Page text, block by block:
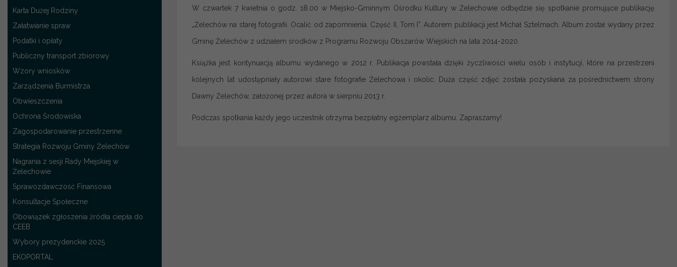
Karta Dużej Rodziny
Załatwianie spraw
Podatki i opłaty
Publiczny transport zbiorowy
Wzory wniosków
Zarządzenia Burmistrza
Obwieszczenia
Ochrona Środowiska
Zagospodarowanie przestrzenne
Strategia Rozwoju Gminy Żelechów
Nagrania z sesji Rady Miejskiej w
Żelechowie
Sprawozdawczość Finansowa
Konsultacje Społeczne
Obowiązek zgłoszenia źródła ciepła do
CEEB
Wybory prezydenckie 2025
EKOPORTAL
W czwartek 7 kwietnia o godz. 18.00 w Miejsko-Gminnym Ośrodku Kultury w Żelechowie odbędzie się spotkanie promujące publikację
„Żelechów na starej fotografii. Ocalić od zapomnienia. Część II, Tom I”. Autorem publikacji jest Michał Sztelmach. Album został wydany przez
Gminę Żelechów z udziałem środków z Programu Rozwoju Obszarów Wiejskich na lata 2014-2020.
Książka jest kontynuacją albumu wydanego w 2012 r. Publikacja powstała dzięki życzliwości wielu osób i instytucji, które na przestrzeni
kolejnych lat udostępniały autorowi stare fotografie Żelechowa i okolic. Duża część zdjęć została pozyskana za pośrednictwem strony
Dawny Żelechów, założonej przez autora w sierpniu 2013 r.
Podczas spotkania każdy jego uczestnik otrzyma bezpłatny egzemplarz albumu. Zapraszamy!